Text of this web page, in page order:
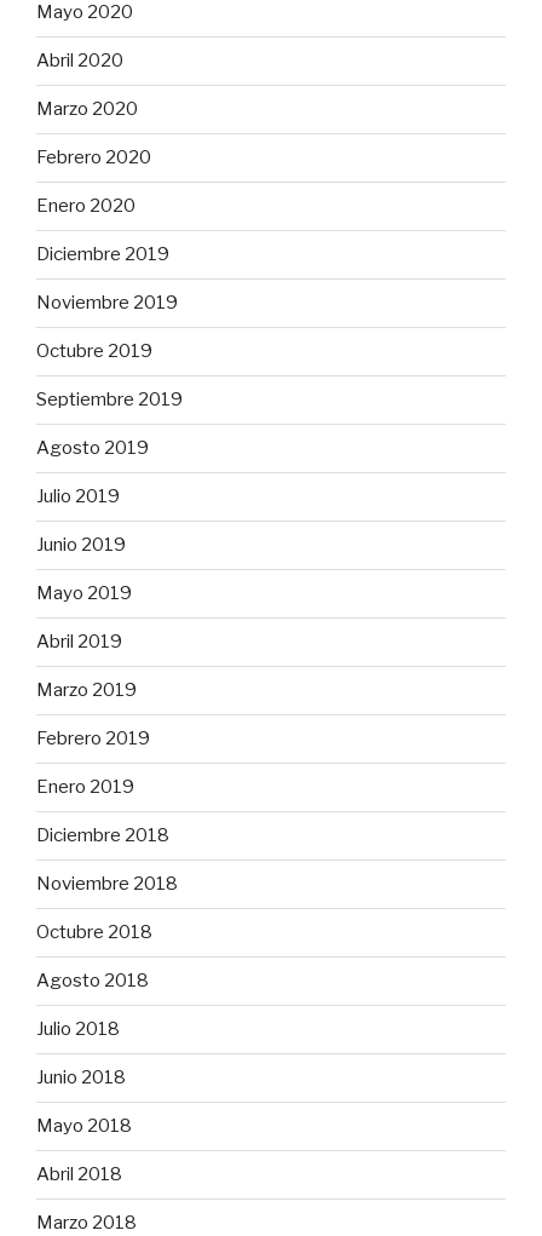
Mayo 2020
Abril 2020
Marzo 2020
Febrero 2020
Enero 2020
Diciembre 2019
Noviembre 2019
Octubre 2019
Septiembre 2019
Agosto 2019
Julio 2019
Junio 2019
Mayo 2019
Abril 2019
Marzo 2019
Febrero 2019
Enero 2019
Diciembre 2018
Noviembre 2018
Octubre 2018
Agosto 2018
Julio 2018
Junio 2018
Mayo 2018
Abril 2018
Marzo 2018